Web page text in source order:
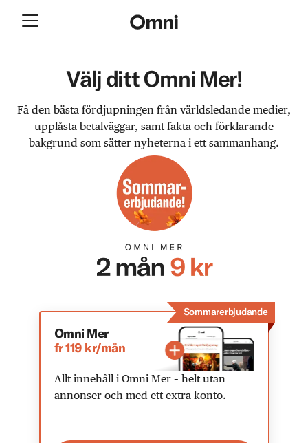
Välj ditt Omni Mer!
Få den bästa fördjupningen från världsledande medier,
upplåsta betalväggar, samt fakta och förklarande
bakgrund som sätter nyheterna i ett sammanhang.
Sommarerbjudande
Omni Mer
fr 119 kr/mån
Allt innehåll i Omni Mer – helt utan
annonser och med ett extra konto.